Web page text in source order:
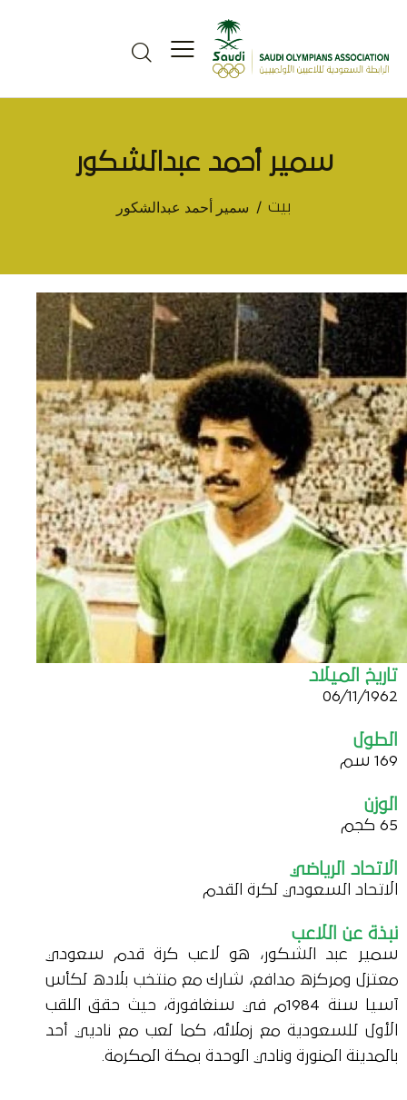
سمير أحمد عبدالشكور
بيت سمير أحمد عبدالشكور
تاريخ الميلاد
06/11/1962
الطول
169 سم
الوزن
65 كجم
الاتحاد الرياضي
الاتحاد السعودي لكرة القدم
نبذة عن اللاعب
سمير عبد الشكور، هو لاعب كرة قدم سعودي
معتزل ومركزه مدافع، شارك مع منتخب بلاده لكأس
آسيا سنة 1984م في سنغافورة، حيث حقق اللقب
الأول للسعودية مع زملائه، كما لعب مع ناديي أحد
بالمدينة المنورة ونادي الوحدة بمكة المكرمة.